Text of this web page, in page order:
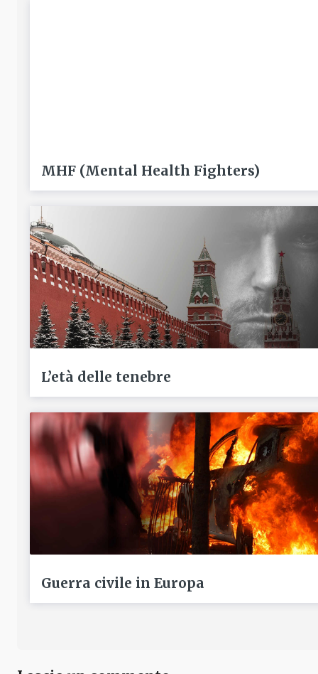
MHF (Mental Health Fighters)
L’età delle tenebre
Guerra civile in Europa